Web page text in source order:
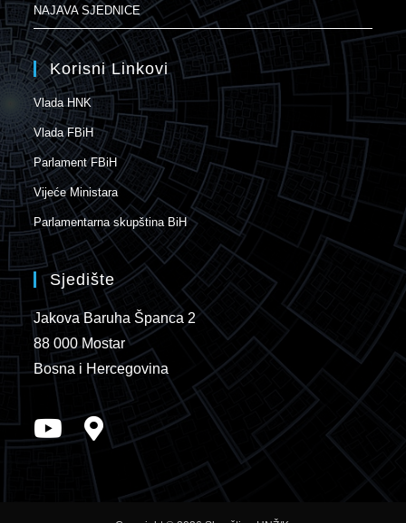
NAJAVA SJEDNICE
Korisni Linkovi
Vlada HNK
Vlada FBiH
Parlament FBiH
Vijeće Ministara
Parlamentarna skupština BiH
Sjedište
Jakova Baruha Španca 2
88 000 Mostar
Bosna i Hercegovina